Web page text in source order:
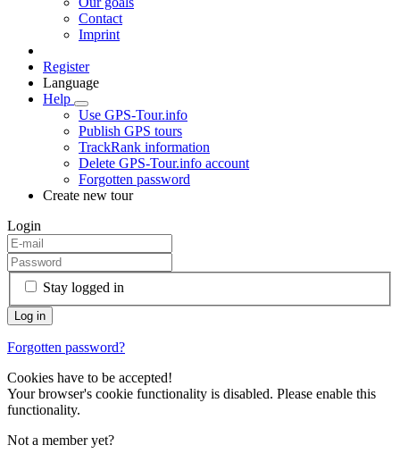
Contact
Imprint
Register
Language
Help
Use GPS-Tour.info
Publish GPS tours
TrackRank information
Delete GPS-Tour.info account
Forgotten password
Create new tour
Login
Stay logged in
Forgotten password?
Cookies have to be accepted!
Your browser's cookie functionality is disabled. Please enable this
functionality.
Not a member yet?